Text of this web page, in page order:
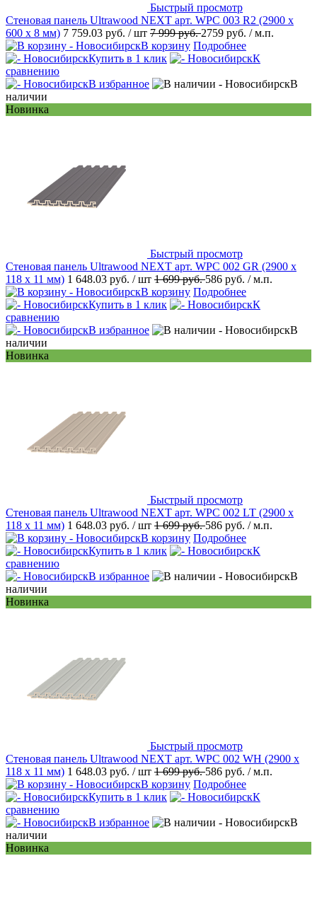
Быстрый просмотр
Стеновая панель Ultrawood NEXT арт. WPC 003 R2 (2900 х
600 х 8 мм) 7 759.03 руб. / шт 7 999 руб.2759 руб. / м.п.
В корзину Подробнее
Купить в 1 клик
К
сравнению
В избранное
В
наличии
Новинка
Быстрый просмотр
Стеновая панель Ultrawood NEXT арт. WPC 002 GR (2900 х
118 х 11 мм) 1 648.03 руб. / шт 1 699 руб.586 руб. / м.п.
В корзину Подробнее
Купить в 1 клик
К
сравнению
В избранное
В
наличии
Новинка
Быстрый просмотр
Стеновая панель Ultrawood NEXT арт. WPC 002 LT (2900 х
118 х 11 мм) 1 648.03 руб. / шт 1 699 руб.586 руб. / м.п.
В корзину Подробнее
Купить в 1 клик
К
сравнению
В избранное
В
наличии
Новинка
Быстрый просмотр
Стеновая панель Ultrawood NEXT арт. WPC 002 WH (2900 х
118 х 11 мм) 1 648.03 руб. / шт 1 699 руб.586 руб. / м.п.
В корзину Подробнее
Купить в 1 клик
К
сравнению
В избранное
В
наличии
Новинка